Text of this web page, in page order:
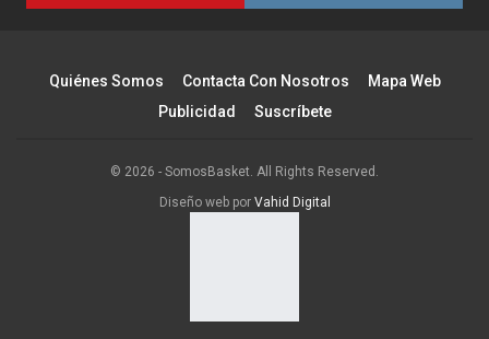
Quiénes Somos Contacta Con Nosotros
Mapa Web
Publicidad
Suscríbete
© 2026 - SomosBasket. All Rights Reserved.
Diseño web por Vahid Digital